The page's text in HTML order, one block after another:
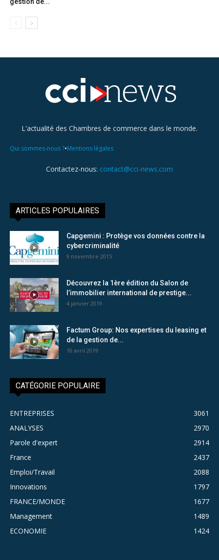
L'actualité des Chambres de commerce dans le monde.
Qui sommes-nous ?•Mentions légales
Contactez-nous: contact@cci-news.com
ARTICLES POPULAIRES
Capgemini : Protège vos données contre la
cybercriminalité
9 novembre 2015
Découvrez la 1ère édition du Salon de
l’immobilier international de prestige...
4 janvier 2019
Factum Group: Nos expertises du leasing et
de la gestion de...
10 avril 2019
CATÉGORIE POPULAIRE
ENTREPRISES
3061
ANALYSES
2970
Parole d'expert
2914
France
2437
Emploi/Travail
2088
Innovations
1797
FRANCE/MONDE
1677
Management
1489
ECONOMIE
1424